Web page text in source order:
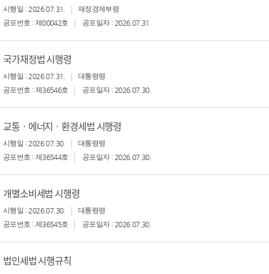
시행일 : 2026.07.31.
재정경제부령
공포번호 : 제00042호
공포일자 : 2026.07.31.
국가재정법 시행령
시행일 : 2026.07.31.
대통령령
공포번호 : 제36546호
공포일자 : 2026.07.30.
교통ㆍ에너지ㆍ환경세법 시행령
시행일 : 2026.07.30.
대통령령
공포번호 : 제36544호
공포일자 : 2026.07.30.
개별소비세법 시행령
시행일 : 2026.07.30.
대통령령
공포번호 : 제36545호
공포일자 : 2026.07.30.
법인세법 시행규칙